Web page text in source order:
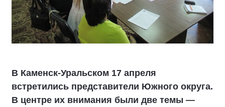
В Каменск-Уральском 17 апреля
встретились представители Южного округа.
В центре их внимания были две темы ―